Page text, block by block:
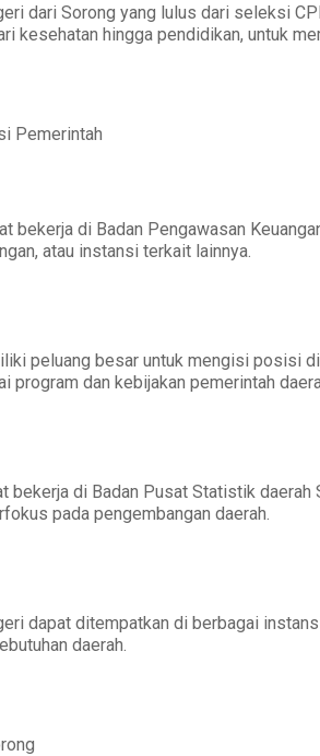
dari Sorong yang lulus dari seleksi
kesehatan hingga pendidikan, untuk
Pemerintah
bekerja di Badan Pengawasan
atau instansi terkait lainnya.
peluang besar untuk mengisi posisi
program dan kebijakan pemerintah
bekerja di Badan Pusat Statistik daerah
pada pengembangan daerah.
dapat ditempatkan di berbagai
daerah.